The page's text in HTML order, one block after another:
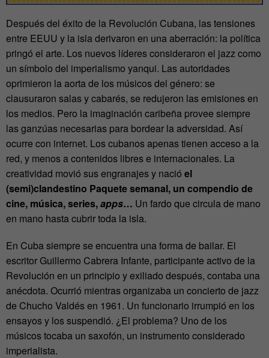
Después del éxito de la Revolución Cubana, las tensiones
entre EEUU y la isla derivaron en una aberración: la política
pringó el arte. Los nuevos líderes consideraron el jazz como
un símbolo del imperialismo yanqui. Las autoridades
oprimieron la aorta de los músicos del género: se
clausuraron salas y cabarés, se redujeron las emisiones en
los medios. Pero la imaginación caribeña provee siempre
las ganzúas necesarias para bordear la adversidad. Así
ocurre con internet. Los cubanos apenas tienen acceso a la
red, y menos a contenidos libres e internacionales. La
creatividad movió sus engranajes y nació el
(semi)clandestino Paquete semanal, un compendio de
cine, música, series,apps… Un fardo que circula de mano
en mano hasta cubrir toda la isla.
En Cuba siempre se encuentra una forma de bailar. El
escritor Guillermo Cabrera Infante, participante activo de la
Revolución en un principio y exiliado después, contaba una
anécdota. Ocurrió mientras organizaba un concierto de jazz
de Chucho Valdés en 1961. Un funcionario irrumpió en los
ensayos y los suspendió. ¿El problema? Uno de los
músicos tocaba un saxofón, un instrumento considerado
imperialista.